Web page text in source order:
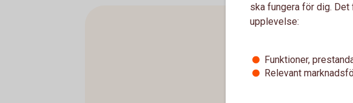
ska fungera för dig.
upplevelse:
Funktioner,
Relevant